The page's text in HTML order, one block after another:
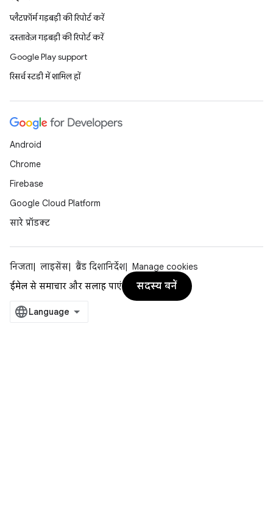
प्लैटफ़ॉर्म गड़बड़ी की रिपोर्ट करें
दस्तावेज़ गड़बड़ी की रिपोर्ट करें
Google Play support
रिसर्च स्टडी में शामिल हों
Android
Chrome
Firebase
Google Cloud Platform
सारे प्रॉडक्ट
निजता लाइसेंस ब्रैंड दिशानिर्देश
Manage cookies
ईमेल से समाचार और सलाह पाएं
सदस्य बनें